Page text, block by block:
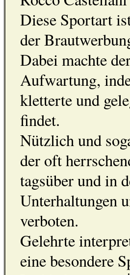
Diese Sportart
der
Dabei machte
Aufwartung,
kletterte und
findet.
Nützlich und
der oft
tagsüber und in
Unterhaltungen
verboten.
Gelehrte
eine besondere